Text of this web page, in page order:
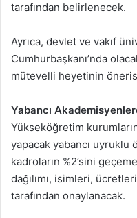
tarafından belirlenecek.
Ayrıca, devlet ve vakıf
Cumhurbaşkanı’nda
mütevelli heyetinin
Yabancı
Yükseköğretim
yapacak yabancı uyruklu
kadroların %2’sini
dağılımı, isimleri,
tarafından onaylanacak.